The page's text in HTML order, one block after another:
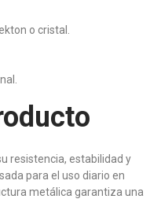
o cristal.
resistencia, estabilidad y
para el uso diario en
metálica garantiza una